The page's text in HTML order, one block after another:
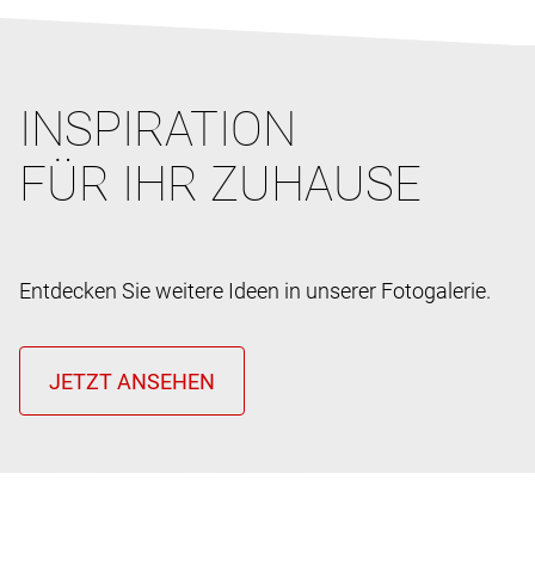
INSPIRATION
FÜR IHR ZUHAUSE
Entdecken Sie weitere Ideen in unserer Fotogalerie.